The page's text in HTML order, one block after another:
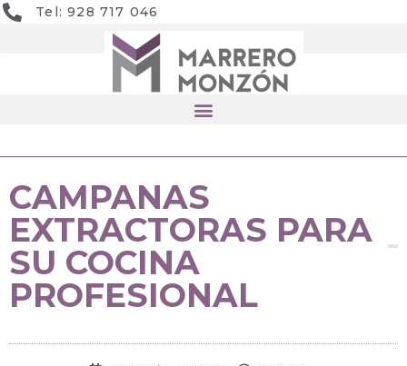
Tel: 928 717 046
CAMPANAS
EXTRACTORAS PARA
SU COCINA
PROFESIONAL